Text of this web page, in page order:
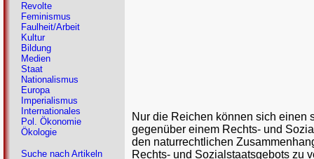
Nur die Reichen können sich einen
gegenüber einem Rechts- und
den naturrechtlichen
Rechts- und Sozialstaatsgebots zu
Revolte
Feminismus
Faulheit/Arbeit
Kultur
Bildung
Medien
Staat
Nationalismus
Europa
Imperialismus
Internationales
Pol. Ökonomie
Ökologie
Suche nach Artikeln